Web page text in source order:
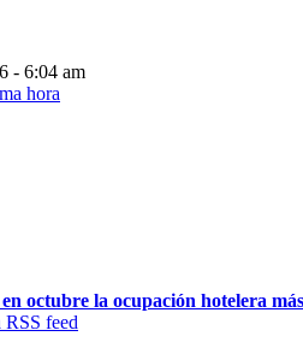
- 6:04 am
octubre la ocupación hotelera